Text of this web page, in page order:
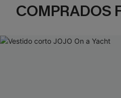
COMPRADOS